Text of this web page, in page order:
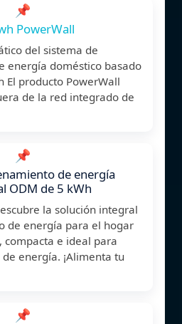
📌
PowerWall
del sistema de
energía doméstico basado
El producto PowerWall
de la red integrado de
📌
de energía
ODM de 5 kWh
la solución integral
de energía para el hogar
compacta e ideal para
energía. ¡Alimenta tu
📌